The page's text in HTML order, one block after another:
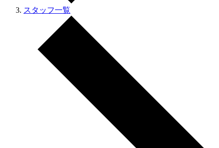
スタッフ一覧